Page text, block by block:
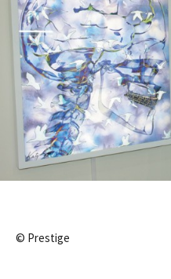
© Prestige